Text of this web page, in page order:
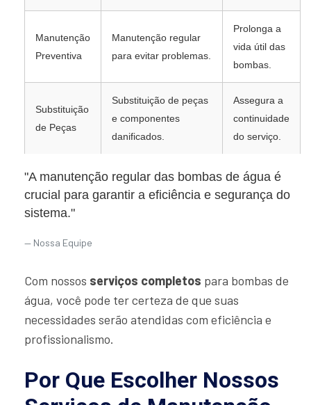
Manutenção
Preventiva
Manutenção regular
para evitar problemas.
Prolonga a
vida útil das
bombas.
Substituição
de Peças
Substituição de peças
e componentes
danificados.
Assegura a
continuidade
do serviço.
"A manutenção regular das bombas de água é
crucial para garantir a eficiência e segurança do
sistema."
Nossa Equipe
Com nossos serviços completos para bombas de
água, você pode ter certeza de que suas
necessidades serão atendidas com eficiência e
profissionalismo.
Por Que Escolher Nossos